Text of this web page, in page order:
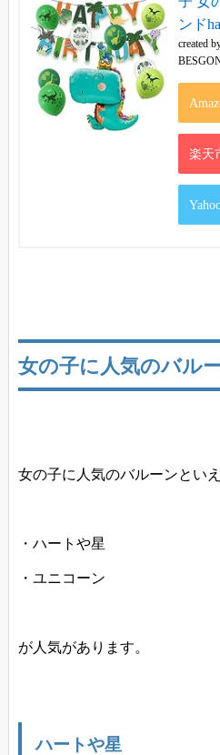
ンド
created
楽天
女の子に人気のバル
女の子に人気のバルーンとい
・ハートや星
・ユニコーン
が人気があります。
ハートや星